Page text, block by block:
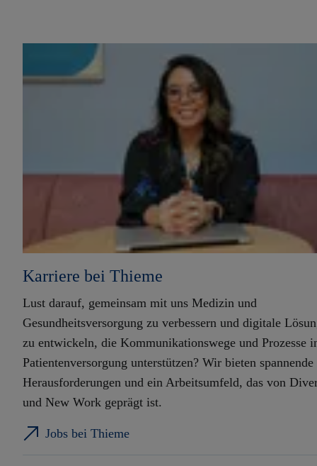
Karriere bei Thieme
Lust darauf, gemeinsam mit uns Medizin und
Gesundheitsversorgung zu verbessern und digitale
zu entwickeln, die Kommunikationswege und Prozesse
Patientenversorgung unterstützen? Wir bieten spannende
Herausforderungen und ein Arbeitsumfeld, das von
und New Work geprägt ist.
Jobs bei Thieme